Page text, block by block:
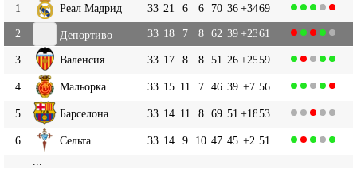
1 Реал Мадрид 33 21 6 6 70 36+3469
2
Депортиво 33 18 7 8 62 39+2361
3 Валенсия 33 17 8 8 51 26+2559
4 Мальорка 33 15 11 7 46 39 +7 56
5 Барселона 33 14 11 8 69 51 +1853
6 Сельта 33 14 9 10 47 45 +2 51